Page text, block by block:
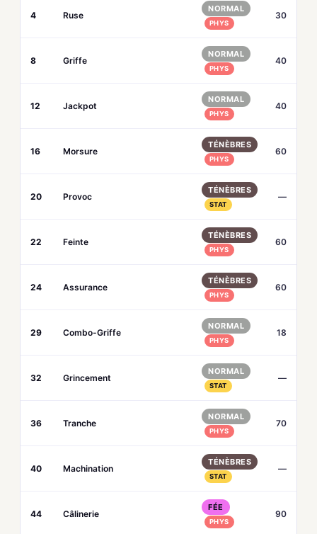
4 Ruse
NORMAL
PHYS
30
8 Griffe
NORMAL
PHYS
40
12 Jackpot
NORMAL
PHYS
40
16 Morsure
TÉNÈBRES
PHYS
60
20 Provoc
TÉNÈBRES
STAT
—
22 Feinte
TÉNÈBRES
PHYS
60
24 Assurance
TÉNÈBRES
PHYS
60
29 Combo-Griffe
NORMAL
PHYS
18
32 Grincement
NORMAL
STAT
—
36 Tranche
NORMAL
PHYS
70
40 Machination
TÉNÈBRES
STAT
—
44 Câlinerie
FÉE
PHYS
90